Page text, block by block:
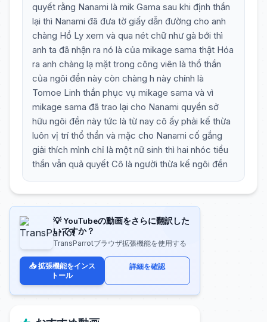
quyết rằng Nanami là mik Gama sau khi định thần
lại thì Nanami đã đưa tờ giấy dẫn đường cho anh
chàng Hồ Ly xem và qua nét chữ như gà bới thì
anh ta đã nhận ra nó là của mikage sama thật Hóa
ra anh chàng lạ mặt trong công viên là thổ thần
của ngôi đền này còn chàng h này chính là
Tomoe Linh thần phục vụ mikage sama và vì
mikage sama đã trao lại cho Nanami quyền sở
hữu ngôi đền này tức là từ nay cô ấy phải kế thừa
luôn vị trí thổ thần và mặc cho Nanami cố gắng
giải thích mình chỉ là một nữ sinh thì hai nhóc tiểu
thần vẫn quả quyết Cô là người thừa kế ngôi đền
💡 YouTubeの動画をさらに翻訳した
いですか？
TransParrotブラウザ拡張機能を使用する
📥 拡張機能をインス
トール
詳細を確認